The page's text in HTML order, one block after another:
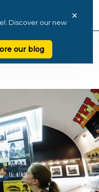
Discover our new
our blog
×